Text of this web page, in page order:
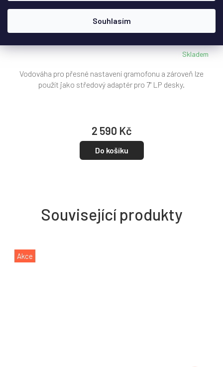
Souhlasím
Související produkty
Akce
A
M
AVIDHIFI - LEVEL 45+ doprava zdarma
Skladem
2 590 Kč
Do košíku
Vodováha pro přesné nastavení gramofonu a zároveň lze
použít jako středový adaptér pro 7" LP desky.